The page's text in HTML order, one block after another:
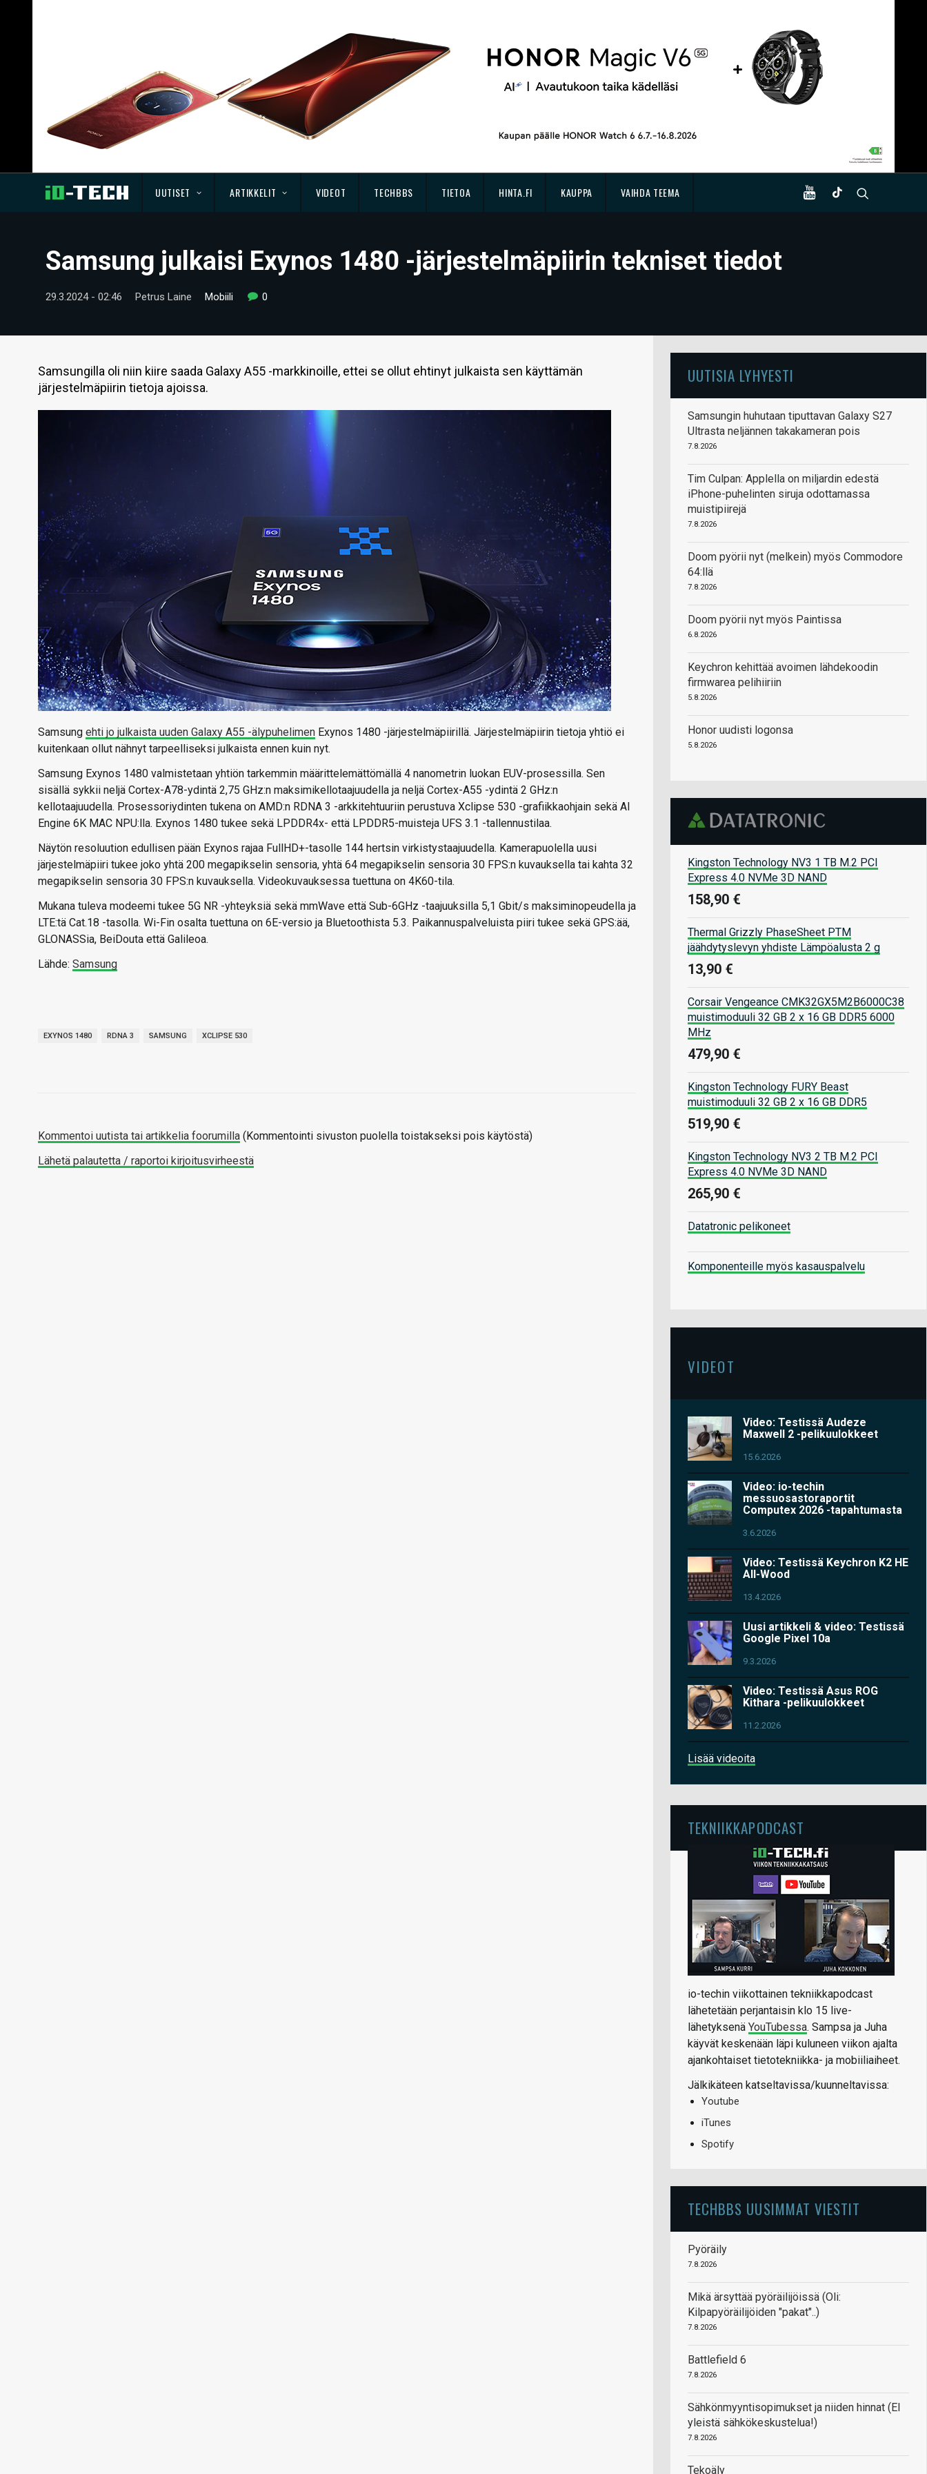
UUTISET ARTIKKELIT VIDEOT TECHBBS TIETOA HINTA.FI KAUPPA VAIHDA TEEMA
Samsung julkaisi Exynos 1480 -järjestelmäpiirin tekniset tiedot
29.3.2024 - 02:46 Petrus Laine Mobiili 0
Samsungilla oli niin kiire saada Galaxy A55 -markkinoille, ettei se ollut ehtinyt julkaista sen käyttämän
järjestelmäpiirin tietoja ajoissa.
Samsung ehti jo julkaista uuden Galaxy A55 -älypuhelimen Exynos 1480 -järjestelmäpiirillä. Järjestelmäpiirin tietoja yhtiö ei
kuitenkaan ollut nähnyt tarpeelliseksi julkaista ennen kuin nyt.
Samsung Exynos 1480 valmistetaan yhtiön tarkemmin määrittelemättömällä 4 nanometrin luokan EUV-prosessilla. Sen
sisällä sykkii neljä Cortex-A78-ydintä 2,75 GHz:n maksimikellotaajuudella ja neljä Cortex-A55 -ydintä 2 GHz:n
kellotaajuudella. Prosessoriydinten tukena on AMD:n RDNA 3 -arkkitehtuuriin perustuva Xclipse 530 -grafiikkaohjain sekä AI
Engine 6K MAC NPU:lla. Exynos 1480 tukee sekä LPDDR4x- että LPDDR5-muisteja UFS 3.1 -tallennustilaa.
Näytön resoluution edullisen pään Exynos rajaa FullHD+-tasolle 144 hertsin virkistystaajuudella. Kamerapuolella uusi
järjestelmäpiiri tukee joko yhtä 200 megapikselin sensoria, yhtä 64 megapikselin sensoria 30 FPS:n kuvauksella tai kahta 32
megapikselin sensoria 30 FPS:n kuvauksella. Videokuvauksessa tuettuna on 4K60-tila.
Mukana tuleva modeemi tukee 5G NR -yhteyksiä sekä mmWave että Sub-6GHz -taajuuksilla 5,1 Gbit/s maksiminopeudella ja
LTE:tä Cat.18 -tasolla. Wi-Fin osalta tuettuna on 6E-versio ja Bluetoothista 5.3. Paikannuspalveluista piiri tukee sekä GPS:ää,
GLONASSia, BeiDouta että Galileoa.
Lähde: Samsung
EXYNOS 1480 RDNA 3 SAMSUNG XCLIPSE 530
Kommentoi uutista tai artikkelia foorumilla (Kommentointi sivuston puolella toistakseksi pois käytöstä)
Lähetä palautetta / raportoi kirjoitusvirheestä
UUTISIA LYHYESTI
Samsungin huhutaan tiputtavan Galaxy S27
Ultrasta neljännen takakameran pois
7.8.2026
Tim Culpan: Applella on miljardin edestä
iPhone-puhelinten siruja odottamassa
muistipiirejä
7.8.2026
Doom pyörii nyt (melkein) myös Commodore
64:llä
7.8.2026
Doom pyörii nyt myös Paintissa
6.8.2026
Keychron kehittää avoimen lähdekoodin
firmwarea pelihiiriin
5.8.2026
Honor uudisti logonsa
5.8.2026
Kingston Technology NV3 1 TB M.2 PCI
Express 4.0 NVMe 3D NAND
158,90 €
Thermal Grizzly PhaseSheet PTM
jäähdytyslevyn yhdiste Lämpöalusta 2 g
13,90 €
Corsair Vengeance CMK32GX5M2B6000C38
muistimoduuli 32 GB 2 x 16 GB DDR5 6000
MHz
479,90 €
Kingston Technology FURY Beast
muistimoduuli 32 GB 2 x 16 GB DDR5
519,90 €
Kingston Technology NV3 2 TB M.2 PCI
Express 4.0 NVMe 3D NAND
265,90 €
Datatronic pelikoneet
Komponenteille myös kasauspalvelu
VIDEOT
Video: Testissä Audeze
Maxwell 2 -pelikuulokkeet
15.6.2026
Video: io-techin
messuosastoraportit
Computex 2026 -tapahtumasta
3.6.2026
Video: Testissä Keychron K2 HE
All-Wood
13.4.2026
Uusi artikkeli & video: Testissä
Google Pixel 10a
9.3.2026
Video: Testissä Asus ROG
Kithara -pelikuulokkeet
11.2.2026
Lisää videoita
TEKNIIKKAPODCAST
io-techin viikottainen tekniikkapodcast
lähetetään perjantaisin klo 15 live-
lähetyksenä YouTubessa. Sampsa ja Juha
käyvät keskenään läpi kuluneen viikon ajalta
ajankohtaiset tietotekniikka- ja mobiiliaiheet.
Jälkikäteen katseltavissa/kuunneltavissa:
Youtube
iTunes
Spotify
TECHBBS UUSIMMAT VIESTIT
Pyöräily
7.8.2026
Mikä ärsyttää pyöräilijöissä (Oli:
Kilpapyöräilijöiden "pakat"..)
7.8.2026
Battlefield 6
7.8.2026
Sähkönmyyntisopimukset ja niiden hinnat (EI
yleistä sähkökeskustelua!)
7.8.2026
Tekoäly